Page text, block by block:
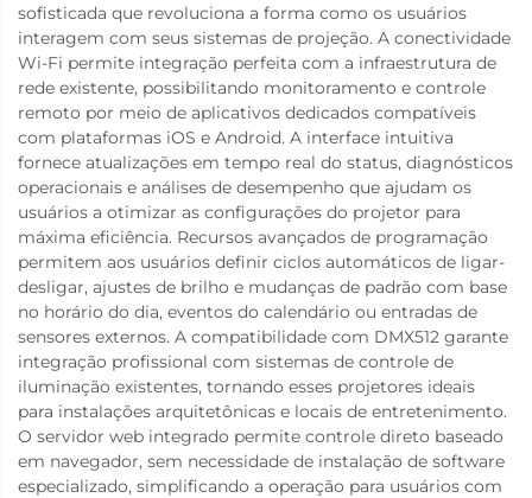
sofisticada que revoluciona a forma como os usuários
interagem com seus sistemas de projeção. A conectividade
Wi-Fi permite integração perfeita com a infraestrutura de
rede existente, possibilitando monitoramento e controle
remoto por meio de aplicativos dedicados compatíveis
com plataformas iOS e Android. A interface intuitiva
fornece atualizações em tempo real do status, diagnósticos
operacionais e análises de desempenho que ajudam os
usuários a otimizar as configurações do projetor para
máxima eficiência. Recursos avançados de programação
permitem aos usuários definir ciclos automáticos de ligar-
desligar, ajustes de brilho e mudanças de padrão com base
no horário do dia, eventos do calendário ou entradas de
sensores externos. A compatibilidade com DMX512 garante
integração profissional com sistemas de controle de
iluminação existentes, tornando esses projetores ideais
para instalações arquitetônicas e locais de entretenimento.
O servidor web integrado permite controle direto baseado
em navegador, sem necessidade de instalação de software
especializado, simplificando a operação para usuários com